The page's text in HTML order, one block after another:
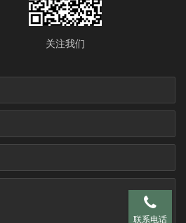
关注我们
联系电话
手机 137-